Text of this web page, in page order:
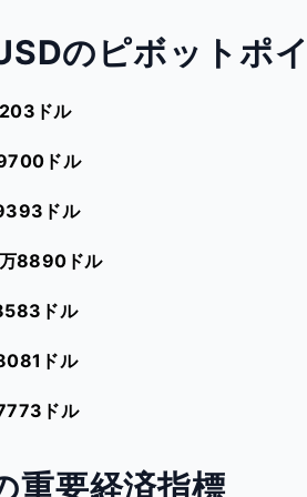
のピボットポ
ドル
ドル
ドル
8890ドル
ドル
ドル
ドル
重要経済指標